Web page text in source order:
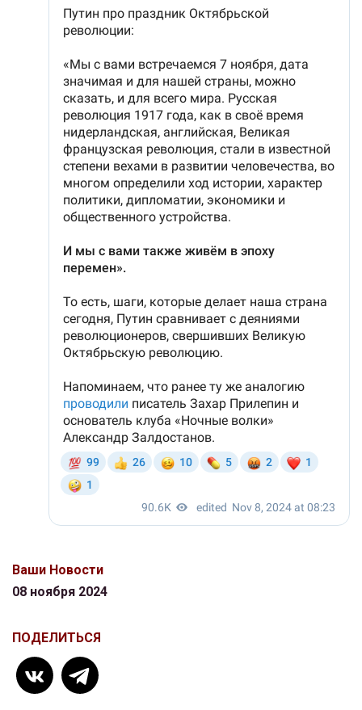
Ваши Новости
08 ноября 2024
ПОДЕЛИТЬСЯ